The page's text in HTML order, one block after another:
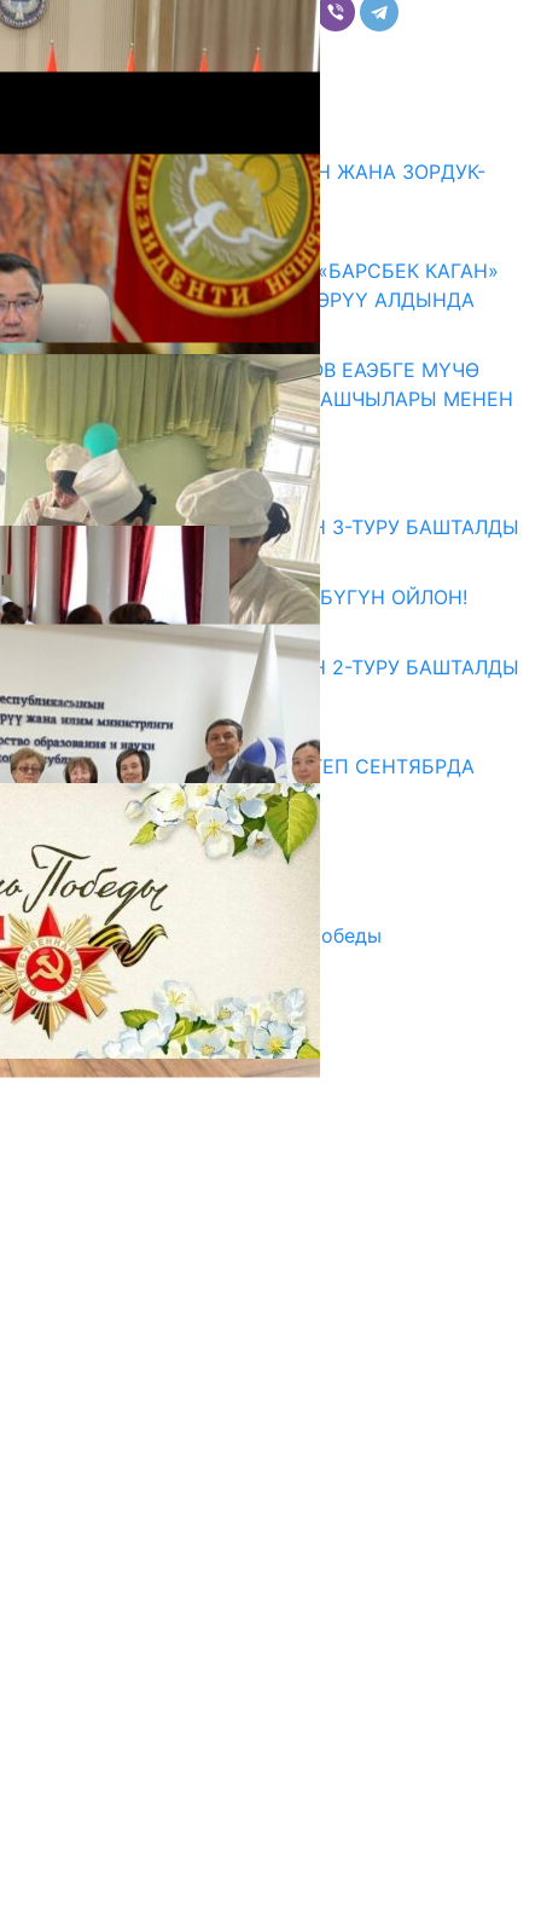
Комментарийлер
ГЕНДЕРДИК БАСМЫРЛООДОН ЖАНА ЗОРДУК-
ЗОМБУЛУКТАН КОРГОО
07.08.2026
КЫРГЫЗ ТАРЫХЫ ТАСМАДА: «БАРСБЕК КАГАН»
КӨРКӨМ ТАСМАСЫ ЖАРЫК КӨРҮҮ АЛДЫНДА
07.08.2026
ПРЕЗИДЕНТ САДЫР ЖАПАРОВ ЕАЭБГЕ МҮЧӨ
МАМЛЕКЕТТЕРДИН ӨКМӨТ БАШЧЫЛАРЫ МЕНЕН
ЖОЛУГУШТУ
07.08.2026
Абитуриент
ЖОЖДОРГО КАБЫЛ АЛУУНУН 3-ТУРУ БАШТАЛДЫ
27.07.2026
ӨЗҮҢДҮН КЕЛЕЧЕГИҢ ҮЧҮН БҮГҮН ОЙЛОН!
20.07.2026
ЖОЖДОРГО КАБЫЛ АЛУУНУН 2-ТУРУ БАШТАЛДЫ
20.07.2026
Медиа
СУЗАКТА 750 ОРУНДУУ МЕКТЕП СЕНТЯБРДА
ПАЙДАЛАНУУГА БЕРИЛЕТ
07.08.2025
Улуу Жеңиштин жандуу сөзү
29.04.2025
Награды в преддверии Дня Победы
29.04.2025